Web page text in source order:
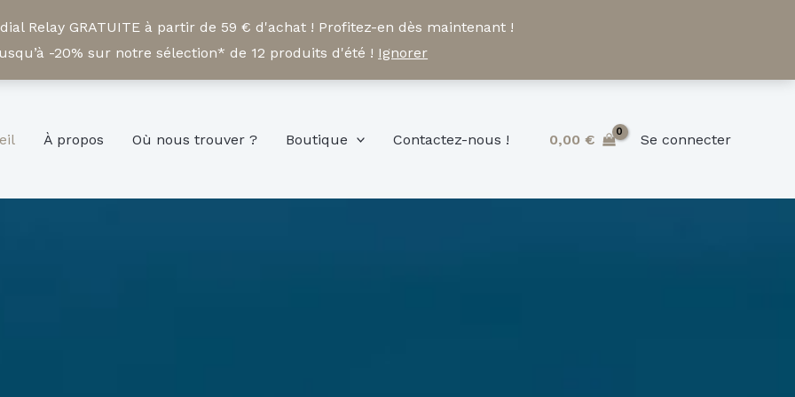
Relay GRATUITE à partir de 59 € d'achat ! Profitez-en dès maintenant !
-20% sur notre sélection* de 12 produits d'été ! Ignorer
À propos Où nous trouver ? Boutique Contactez-nous ! 0,00 € Se connecter